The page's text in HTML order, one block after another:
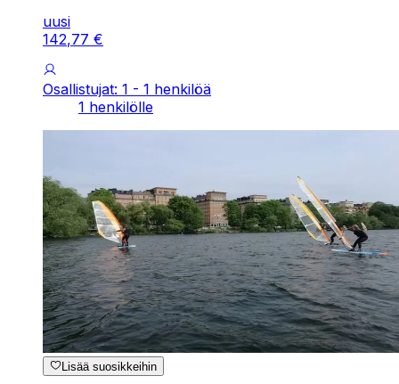
uusi
142,77 €
Osallistujat: 1 - 1 henkilöä
1 henkilölle
Lisää suosikkeihin